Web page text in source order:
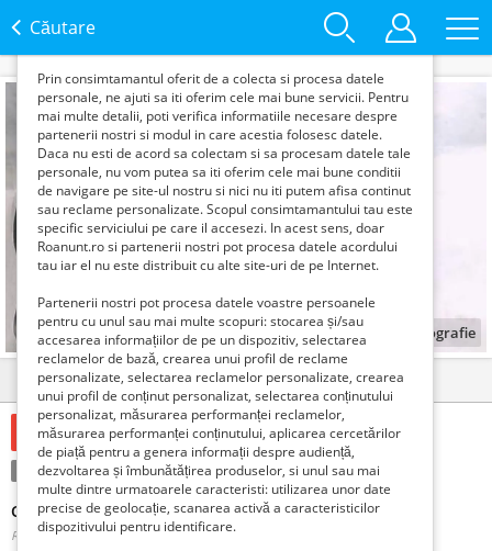
Căutare
fotografie
Detalii Contact
465 Lei
Condiție:Nou Tranzacţie:Vinde
Curea transmisie trapezoidala 17x11x4000
Romania, Hunedoara, Brad, Publicat 4 săptămâni în urmă
date sunt folosite pentru analizarea traffic-ului pe site-ul
Prin consimtamantul oferit de a colecta si procesa datele
personale, ne ajuti sa iti oferim cele mai bune servicii. Pentru
mai multe detalii, poti verifica informatiile necesare despre
partenerii nostri si modul in care acestia folosesc datele.
Daca nu esti de acord sa colectam si sa procesam datele tale
personale, nu vom putea sa iti oferim cele mai bune conditii
de navigare pe site-ul nostru si nici nu iti putem afisa continut
sau reclame personalizate. Scopul consimtamantului tau este
specific serviciului pe care il accesezi. In acest sens, doar
Roanunt.ro si partenerii nostri pot procesa datele acordului
tau iar el nu este distribuit cu alte site-uri de pe Internet.
Partenerii nostri pot procesa datele voastre persoanele
pentru cu unul sau mai multe scopuri: stocarea și/sau
accesarea informațiilor de pe un dispozitiv, selectarea
reclamelor de bază, crearea unui profil de reclame
personalizate, selectarea reclamelor personalizate, crearea
unui profil de conținut personalizat, selectarea conținutului
personalizat, măsurarea performanței reclamelor,
măsurarea performanței conținutului, aplicarea cercetărilor
de piață pentru a genera informații despre audiență,
dezvoltarea și îmbunătățirea produselor, si unul sau mai
multe dintre urmatoarele caracteristi: utilizarea unor date
precise de geolocație, scanarea activă a caracteristicilor
dispozitivului pentru identificare.